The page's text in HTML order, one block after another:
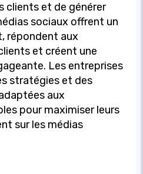
clients et de générer
sociaux offrent un
répondent aux
et créent une
Les entreprises
stratégies et des
aux
pour maximiser leurs
sur les médias